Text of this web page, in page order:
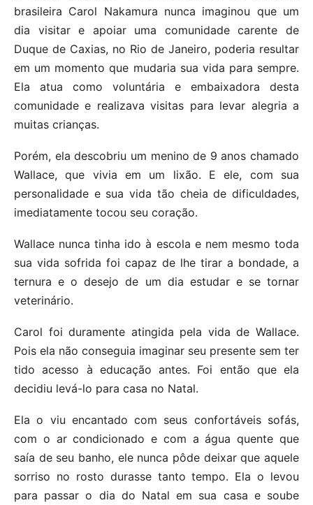
brasileira Carol Nakamura nunca imaginou que um
dia visitar e apoiar uma comunidade carente de
Duque de Caxias, no Rio de Janeiro, poderia resultar
em um momento que mudaria sua vida para sempre.
Ela atua como voluntária e embaixadora desta
comunidade e realizava visitas para levar alegria a
muitas crianças.
Porém, ela descobriu um menino de 9 anos chamado
Wallace, que vivia em um lixão. E ele, com sua
personalidade e sua vida tão cheia de dificuldades,
imediatamente tocou seu coração.
Wallace nunca tinha ido à escola e nem mesmo toda
sua vida sofrida foi capaz de lhe tirar a bondade, a
ternura e o desejo de um dia estudar e se tornar
veterinário.
Carol foi duramente atingida pela vida de Wallace.
Pois ela não conseguia imaginar seu presente sem ter
tido acesso à educação antes. Foi então que ela
decidiu levá-lo para casa no Natal.
Ela o viu encantado com seus confortáveis sofás,
com o ar condicionado e com a água quente que
saía de seu banho, ele nunca pôde deixar que aquele
sorriso no rosto durasse tanto tempo. Ela o levou
para passar o dia do Natal em sua casa e soube